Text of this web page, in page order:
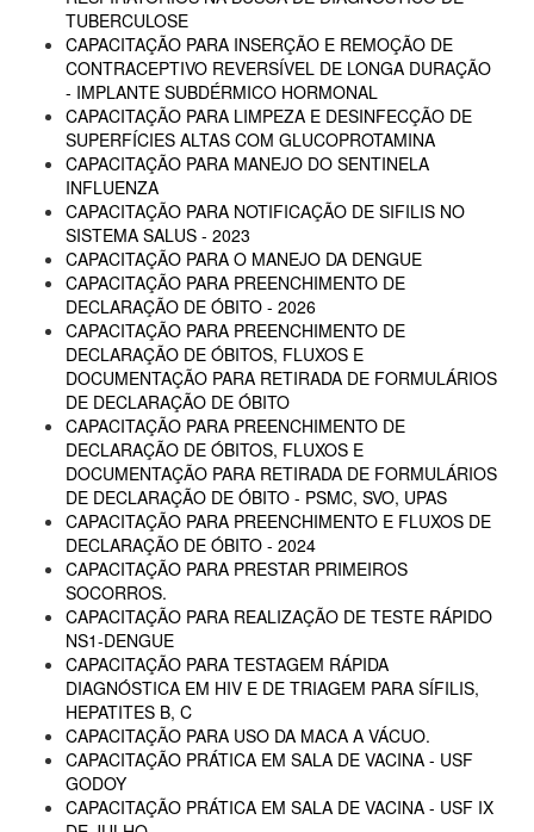
TUBERCULOSE
CAPACITAÇÃO PARA INSERÇÃO E REMOÇÃO DE
CONTRACEPTIVO REVERSÍVEL DE LONGA DURAÇÃO
- IMPLANTE SUBDÉRMICO HORMONAL
CAPACITAÇÃO PARA LIMPEZA E DESINFECÇÃO DE
SUPERFÍCIES ALTAS COM GLUCOPROTAMINA
CAPACITAÇÃO PARA MANEJO DO SENTINELA
INFLUENZA
CAPACITAÇÃO PARA NOTIFICAÇÃO DE SIFILIS NO
SISTEMA SALUS - 2023
CAPACITAÇÃO PARA O MANEJO DA DENGUE
CAPACITAÇÃO PARA PREENCHIMENTO DE
DECLARAÇÃO DE ÓBITO - 2026
CAPACITAÇÃO PARA PREENCHIMENTO DE
DECLARAÇÃO DE ÓBITOS, FLUXOS E
DOCUMENTAÇÃO PARA RETIRADA DE FORMULÁRIOS
DE DECLARAÇÃO DE ÓBITO
CAPACITAÇÃO PARA PREENCHIMENTO DE
DECLARAÇÃO DE ÓBITOS, FLUXOS E
DOCUMENTAÇÃO PARA RETIRADA DE FORMULÁRIOS
DE DECLARAÇÃO DE ÓBITO - PSMC, SVO, UPAS
CAPACITAÇÃO PARA PREENCHIMENTO E FLUXOS DE
DECLARAÇÃO DE ÓBITO - 2024
CAPACITAÇÃO PARA PRESTAR PRIMEIROS
SOCORROS.
CAPACITAÇÃO PARA REALIZAÇÃO DE TESTE RÁPIDO
NS1-DENGUE
CAPACITAÇÃO PARA TESTAGEM RÁPIDA
DIAGNÓSTICA EM HIV E DE TRIAGEM PARA SÍFILIS,
HEPATITES B, C
CAPACITAÇÃO PARA USO DA MACA A VÁCUO.
CAPACITAÇÃO PRÁTICA EM SALA DE VACINA - USF
GODOY
CAPACITAÇÃO PRÁTICA EM SALA DE VACINA - USF IX